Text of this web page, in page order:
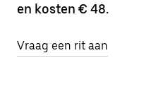
en kosten € 48.
Vraag een rit aan